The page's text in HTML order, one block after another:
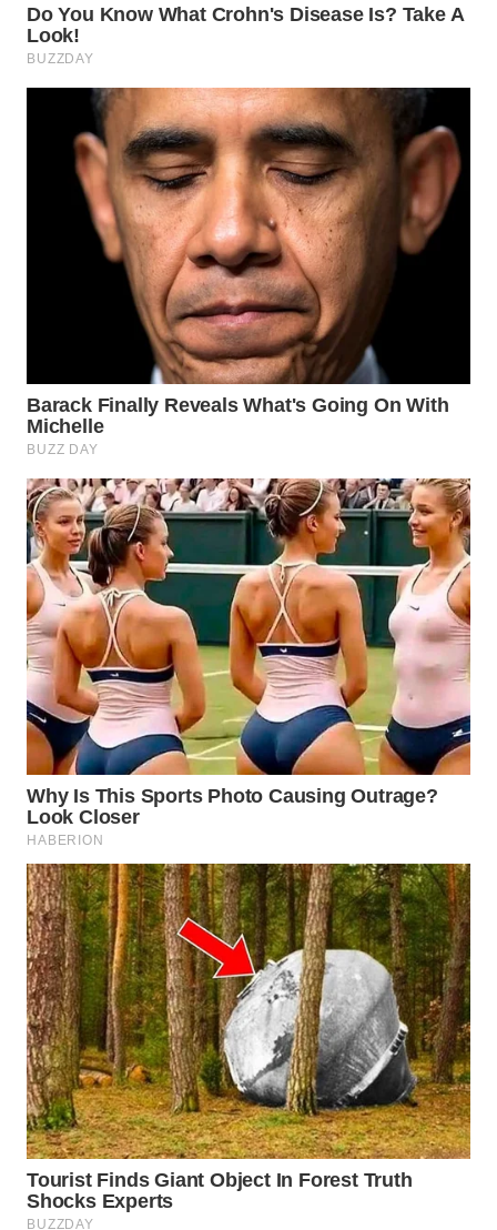
WN
PRIANGAN
TIMUR
SEMARANG
MADURA
WN
WN
NATUNA
WN
BINTAN
WN
MANDALIKA
WN
LIKUPANG
WN
LABUANBAJO
WN
BORNEO
Wahana
Media
Group
WAHANA
NEWS
WAHANA
TANI